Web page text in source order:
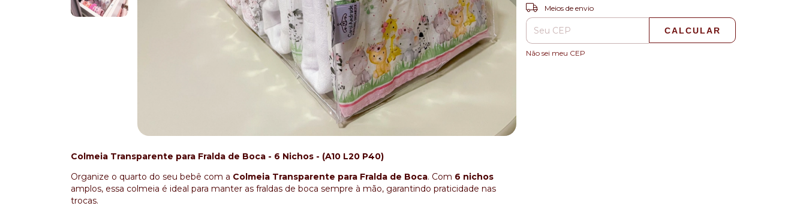
Colmeia Transparente para Fralda de Boca - 6 Nichos - (A10 L20 P40)
Organize o quarto do seu bebê com a Colmeia Transparente para Fralda de Boca. Com 6 nichos
amplos, essa colmeia é ideal para manter as fraldas de boca sempre à mão, garantindo praticidade nas
trocas.
Entregas para o CEP:
Meios de envio
CALCULAR
Não sei meu CEP